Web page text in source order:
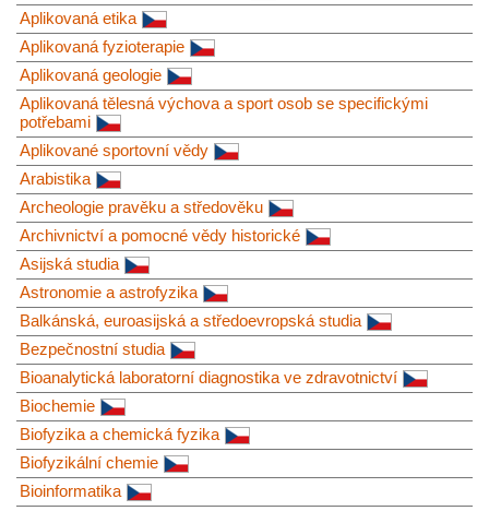
Aplikovaná etika
Aplikovaná fyzioterapie
Aplikovaná geologie
Aplikovaná tělesná výchova a sport osob se specifickými
potřebami
Aplikované sportovní vědy
Arabistika
Archeologie pravěku a středověku
Archivnictví a pomocné vědy historické
Asijská studia
Astronomie a astrofyzika
Balkánská, euroasijská a středoevropská studia
Bezpečnostní studia
Bioanalytická laboratorní diagnostika ve zdravotnictví
Biochemie
Biofyzika a chemická fyzika
Biofyzikální chemie
Bioinformatika